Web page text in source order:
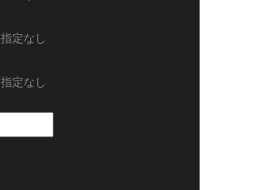
指定なし
指定なし